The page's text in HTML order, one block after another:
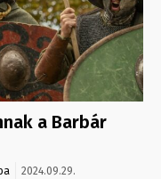
a Barbár
2024.09.29.